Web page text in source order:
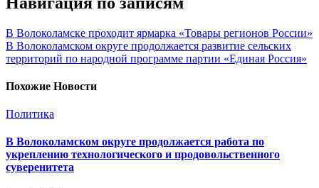
В Волоколамске проходит ярмарка «Товары регионов России»
В Волоколамском округе продолжается развитие сельских
территорий по народной программе партии «Единая Россия»
Похожие Новости
Политика
В Волоколамском округе продолжается работа по
укреплению технологического и продовольственного
суверенитета